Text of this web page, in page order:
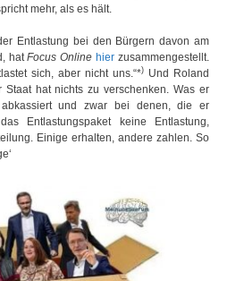
mehr, als es hält.
Entlastung bei den Bürgern davon am
hatFocus Online hier zusammengestellt.
sich, aber nicht uns.“*) Und Roland
Staat hat nichts zu verschenken. Was er
und zwar bei denen, die er
Entlastungspaket keine Entlastung,
Einige erhalten, andere zahlen. So